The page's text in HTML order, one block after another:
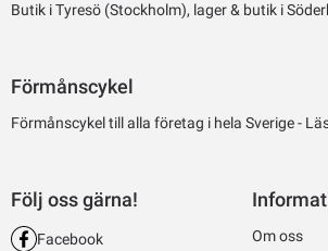
Butik i Tyresö (Stockholm), lager & butik i
Förmånscykel
Förmånscykel till alla företag i hela Sverige -
Följ oss gärna!
Facebook
Om oss